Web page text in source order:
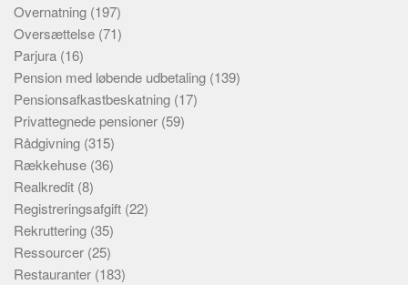
Overnatning (197)
Oversættelse (71)
Parjura (16)
Pension med løbende udbetaling (139)
Pensionsafkastbeskatning (17)
Privattegnede pensioner (59)
Rådgivning (315)
Rækkehuse (36)
Realkredit (8)
Registreringsafgift (22)
Rekruttering (35)
Ressourcer (25)
Restauranter (183)